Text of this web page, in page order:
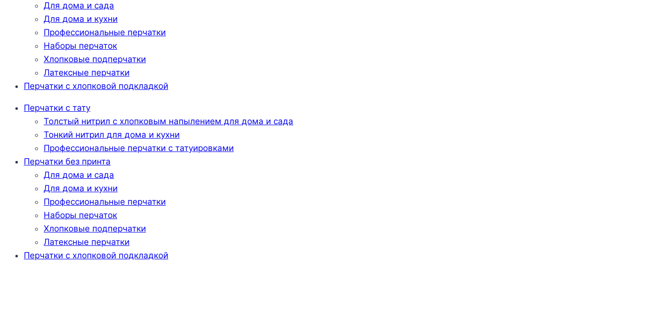
Для дома и сада
Для дома и кухни
Профессиональные перчатки
Наборы перчаток
Хлопковые подперчатки
Латексные перчатки
Перчатки с хлопковой подкладкой
Перчатки с тату
Толстый нитрил с хлопковым напылением для дома и сада
Тонкий нитрил для дома и кухни
Профессиональные перчатки с татуировками
Перчатки без принта
Для дома и сада
Для дома и кухни
Профессиональные перчатки
Наборы перчаток
Хлопковые подперчатки
Латексные перчатки
Перчатки с хлопковой подкладкой